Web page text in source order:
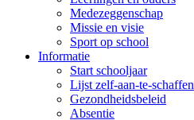
Medezeggenschap
Missie en visie
Sport op school
Informatie
Start schooljaar
Lijst zelf-aan-te-schaffen
Gezondheidsbeleid
Absentie